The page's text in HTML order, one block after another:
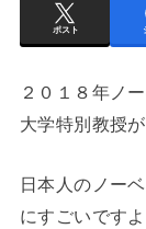
ポスト
２０１８年ノ
大学特別教授
日本人のノー
にすごいですよ